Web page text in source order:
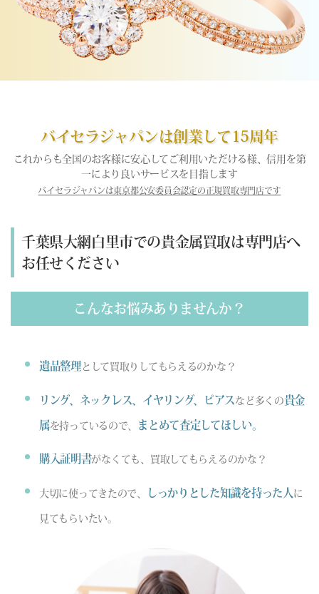
バイセラジャパンは創業して15周年
これからも全国のお客様に安心してご利用いただける様、信用を第
一により良いサービスを目指します
バイセラジャパンは東京都公安委員会認定の正規買取専門店です
千葉県大網白里市での貴金属買取は専門店へ
お任せください
こんなお悩みありませんか？
遺品整理として買取りしてもらえるのかな？
リング、ネックレス、イヤリング、ピアス など多くの貴金
属を持っているので、 まとめて査定してほしい。
購入証明書がなくても、買取してもらえるのかな？
大切に使ってきたので、 しっかりとした知識を持った人 に
見てもらいたい。